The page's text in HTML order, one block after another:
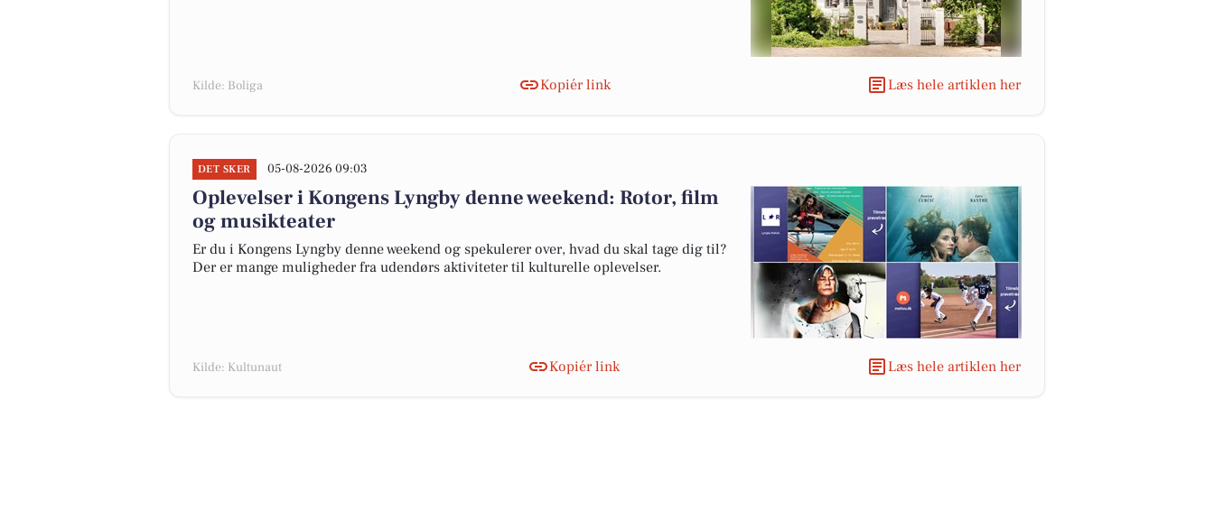
Kilde: Boliga Kopiér link Læs hele artiklen her
DET SKER 05-08-2026 09:03
Oplevelser i Kongens Lyngby denne weekend: Rotor, film
og musikteater
Er du i Kongens Lyngby denne weekend og spekulerer over, hvad du skal tage dig til?
Der er mange muligheder fra udendørs aktiviteter til kulturelle oplevelser.
Kilde: Kultunaut Kopiér link Læs hele artiklen her